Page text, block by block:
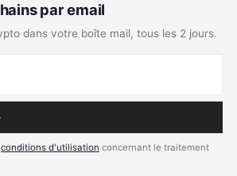
par email
dans votre boîte mail, tous les 2 jours.
conditions d'utilisation concernant le traitement